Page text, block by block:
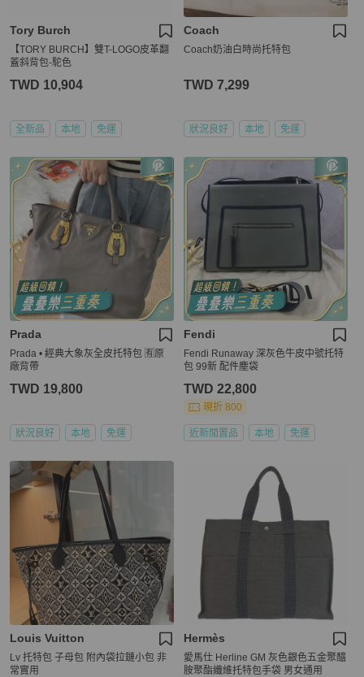
Tory Burch
【TORY BURCH】雙T-LOGO皮革翻
蓋斜背包-駝色
TWD 10,904
全新品 本地 免運
Coach
Coach奶油白時尚托特包
TWD 7,299
狀況良好 本地 免運
Prada
Prada • 經典大象灰全皮托特包 🈶原
廠背帶
TWD 19,800
狀況良好 本地 免運
Fendi
️Fendi Runaway 深灰色牛皮中號托特
包 99新 配件塵袋
TWD 22,800
現折 800
近新閒置品 本地 免運
Louis Vuitton
Lv 托特包 子母包 附內袋拉鏈小包 非
常實用
Hermès
愛馬仕 Herline GM 灰色銀色五金聚醯
胺聚酯纖維托特包手袋 男女通用